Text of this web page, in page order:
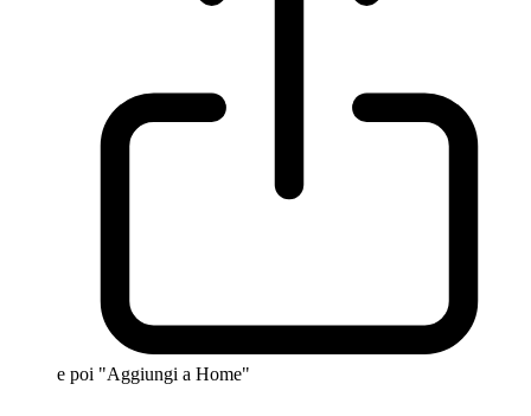
e poi "Aggiungi a Home"